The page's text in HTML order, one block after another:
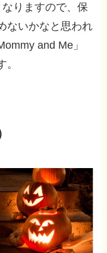
りますので、保
ないかなと思われ
and Me」